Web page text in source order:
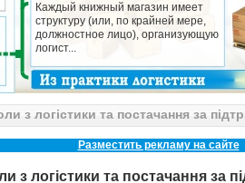
Каждый книжный магазин имеет
структуру (или, по крайней мере,
должностное лицо), организующую
логист...
з логістики та постачання за
Разместить рекламу на сайте
з логістики та постачання за